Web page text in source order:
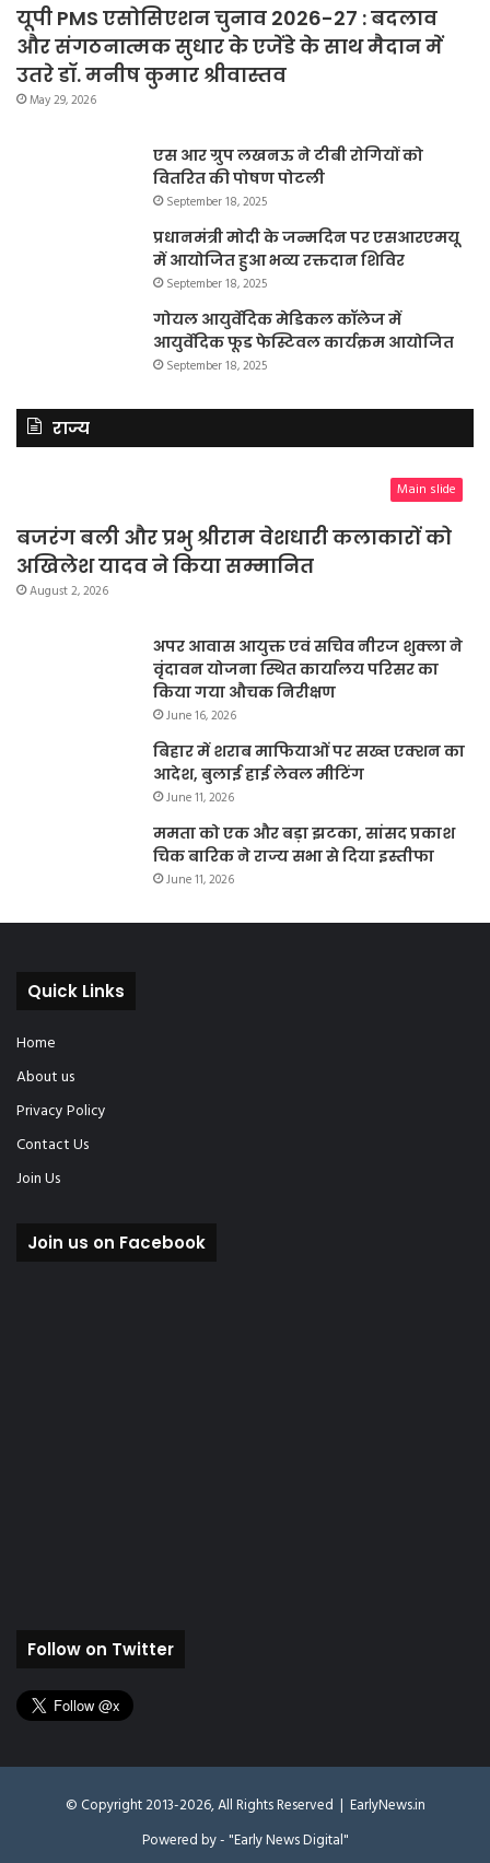
यूपी PMS एसोसिएशन चुनाव 2026-27 : बदलाव
और संगठनात्मक सुधार के एजेंडे के साथ मैदान में
उतरे डॉ. मनीष कुमार श्रीवास्तव
May 29, 2026
एस आर ग्रुप लखनऊ ने टीबी रोगियों को
वितरित की पोषण पोटली
September 18, 2025
प्रधानमंत्री मोदी के जन्मदिन पर एसआरएमयू
में आयोजित हुआ भव्य रक्तदान शिविर
September 18, 2025
गोयल आयुर्वेदिक मेडिकल कॉलेज में
आयुर्वेदिक फूड फेस्टिवल कार्यक्रम आयोजित
September 18, 2025
राज्य
Main slide
बजरंग बली और प्रभु श्रीराम वेशधारी कलाकारों को
अखिलेश यादव ने किया सम्मानित
August 2, 2026
अपर आवास आयुक्त एवं सचिव नीरज शुक्ला ने
वृंदावन योजना स्थित कार्यालय परिसर का
किया गया औचक निरीक्षण
June 16, 2026
बिहार में शराब माफियाओं पर सख्त एक्शन का
आदेश, बुलाई हाई लेवल मीटिंग
June 11, 2026
ममता को एक और बड़ा झटका, सांसद प्रकाश
चिक बारिक ने राज्य सभा से दिया इस्तीफा
June 11, 2026
Quick Links
Home
About us
Privacy Policy
Contact Us
Join Us
Join us on Facebook
Follow on Twitter
© Copyright 2013-2026, All Rights Reserved | EarlyNews.in
Powered by - "Early News Digital"